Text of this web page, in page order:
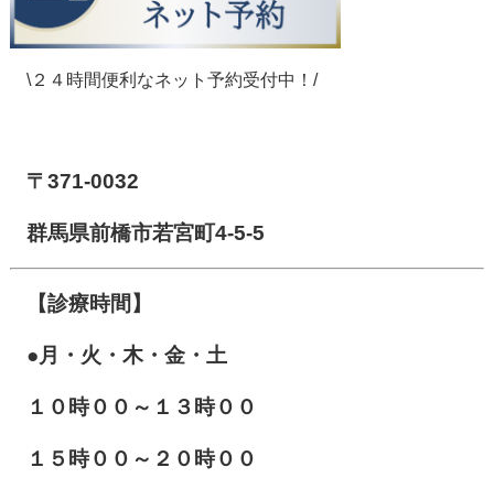
\２４時間便利なネット予約受付中！/
〒371-0032
群馬県前橋市若宮町4-5-5
【診療時間】
●月・火・木・金・土
１０時００～１３時００
１５時００～２０時００